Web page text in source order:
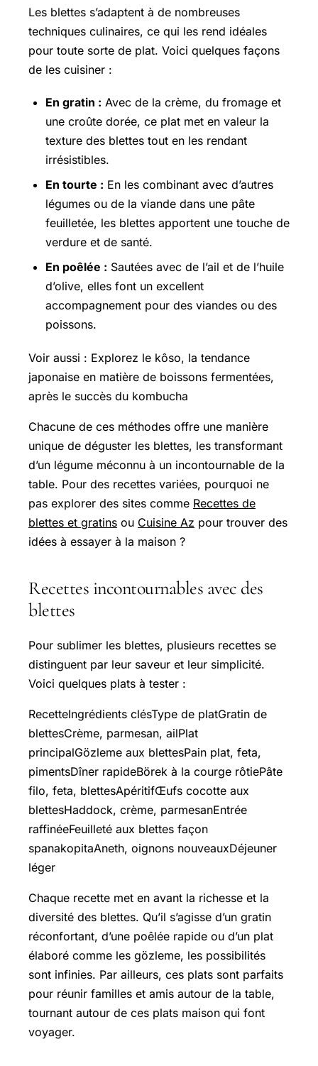
Les blettes s’adaptent à de nombreuses
techniques culinaires, ce qui les rend idéales
pour toute sorte de plat. Voici quelques façons
de les cuisiner :
En gratin : Avec de la crème, du fromage et
une croûte dorée, ce plat met en valeur la
texture des blettes tout en les rendant
irrésistibles.
En tourte : En les combinant avec d’autres
légumes ou de la viande dans une pâte
feuilletée, les blettes apportent une touche de
verdure et de santé.
En poêlée : Sautées avec de l’ail et de l’huile
d’olive, elles font un excellent
accompagnement pour des viandes ou des
poissons.
Voir aussi : Explorez le kôso, la tendance
japonaise en matière de boissons fermentées,
après le succès du kombucha
Chacune de ces méthodes offre une manière
unique de déguster les blettes, les transformant
d’un légume méconnu à un incontournable de la
table. Pour des recettes variées, pourquoi ne
pas explorer des sites comme Recettes de
blettes et gratins ou Cuisine Az pour trouver des
idées à essayer à la maison ?
Recettes incontournables avec des
blettes
Pour sublimer les blettes, plusieurs recettes se
distinguent par leur saveur et leur simplicité.
Voici quelques plats à tester :
RecetteIngrédients clésType de platGratin de
blettesCrème, parmesan, ailPlat
principalGözleme aux blettesPain plat, feta,
pimentsDîner rapideBörek à la courge rôtiePâte
filo, feta, blettesApéritifŒufs cocotte aux
blettesHaddock, crème, parmesanEntrée
raffinéeFeuilleté aux blettes façon
spanakopitaAneth, oignons nouveauxDéjeuner
léger
Chaque recette met en avant la richesse et la
diversité des blettes. Qu’il s’agisse d’un gratin
réconfortant, d’une poêlée rapide ou d’un plat
élaboré comme les gözleme, les possibilités
sont infinies. Par ailleurs, ces plats sont parfaits
pour réunir familles et amis autour de la table,
tournant autour de ces plats maison qui font
voyager.